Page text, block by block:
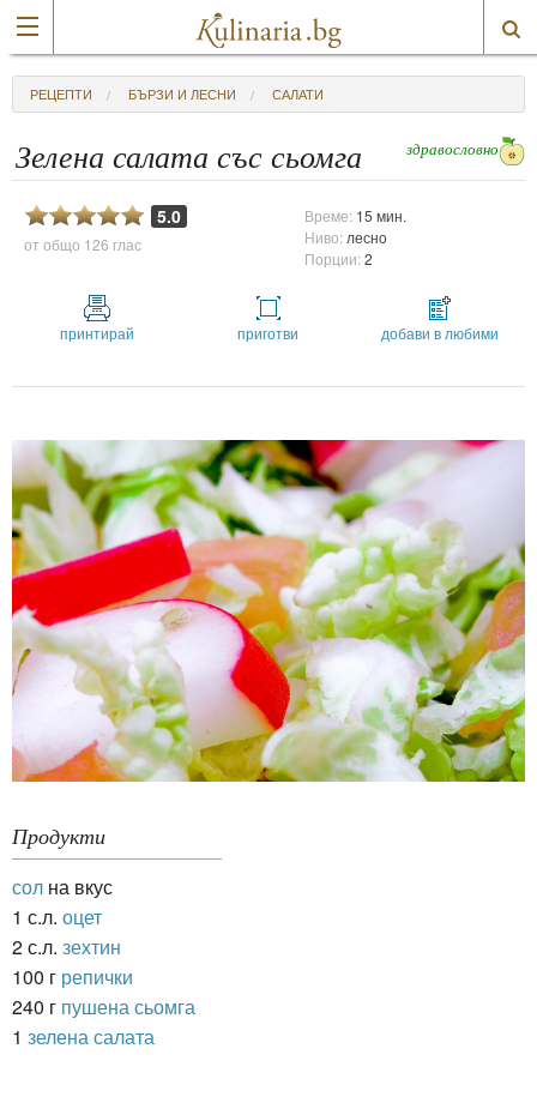
РЕЦЕПТИ БЪРЗИ И ЛЕСНИ САЛАТИ
Зелена салата със сьомга здравословно
5.0
от общо 126 глас
Време: 15 мин.
Ниво: лесно
Порции:2
принтирай приготви добави в любими
Продукти
сол на вкус
1 с.л. оцет
2 с.л. зехтин
100 г репички
240 г пушена сьомга
1 зелена салата